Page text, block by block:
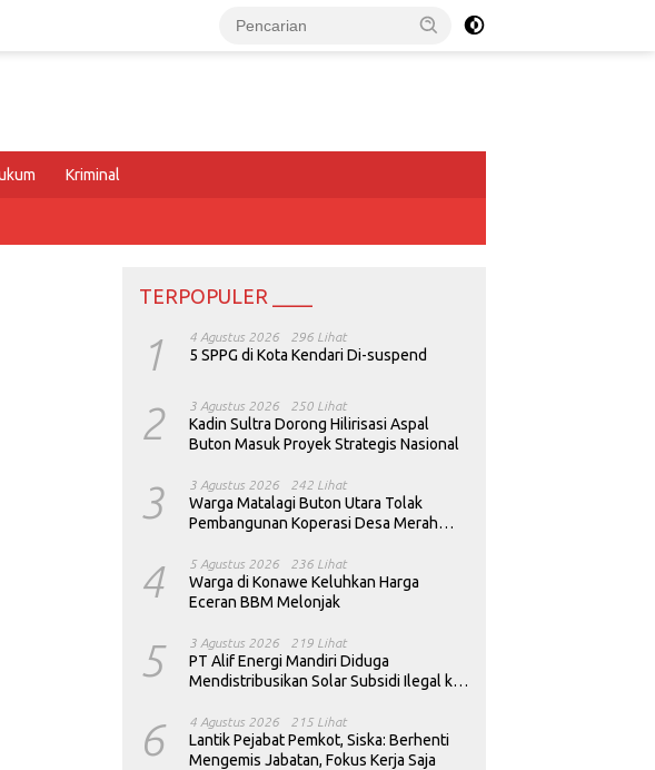
Kriminal
TERPOPULER ____
1 4 Agustus 2026 296 Lihat
5 SPPG di Kota Kendari Di-suspend
2 3 Agustus 2026 250 Lihat
Kadin Sultra Dorong Hilirisasi Aspal
Buton Masuk Proyek Strategis Nasional
3 3 Agustus 2026 242 Lihat
Warga Matalagi Buton Utara Tolak
Pembangunan Koperasi Desa Merah
4 5 Agustus 2026 236 Lihat
Warga di Konawe Keluhkan Harga
Eceran BBM Melonjak
5 3 Agustus 2026 219 Lihat
PT Alif Energi Mandiri Diduga
Mendistribusikan Solar Subsidi Ilegal ke
6 4 Agustus 2026 215 Lihat
Lantik Pejabat Pemkot, Siska: Berhenti
Mengemis Jabatan, Fokus Kerja Saja